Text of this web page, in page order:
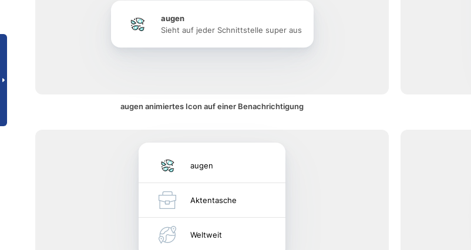
augen
Sieht auf jeder Schnittstelle super aus
augen animiertes Icon auf einer Benachrichtigung
augen
Aktentasche
Weltweit